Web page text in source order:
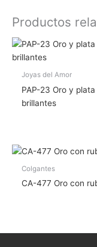
Productos
Joyas del Amor
PAP-23 Oro y
brillantes
Colgantes
CA-477 Oro con